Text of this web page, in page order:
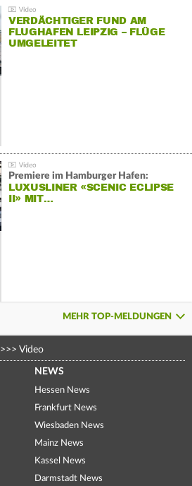
VERDÄCHTIGER FUND AM
FLUGHAFEN LEIPZIG – FLÜGE
UMGELEITET
Premiere im Hamburger Hafen:
LUXUSLINER «SCENIC ECLIPSE
II» MIT…
MEHR TOP-MELDUNGEN
>>> Video
NEWS
Hessen News
Frankfurt News
Wiesbaden News
Mainz News
Kassel News
Darmstadt News